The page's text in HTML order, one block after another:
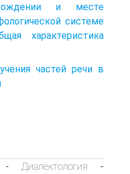
и месте
системе
характеристика
частей речи в
Диалектология -